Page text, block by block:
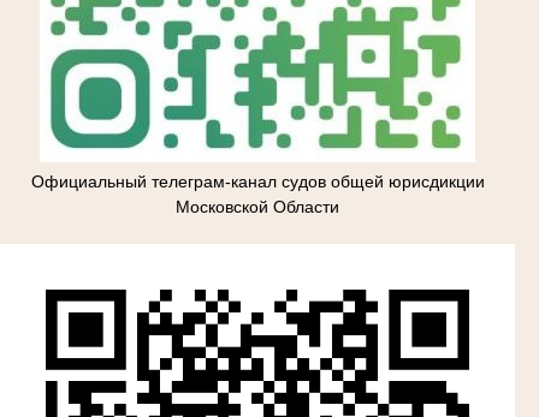
Официальный телеграм-канал судов общей юрисдикции
Московской Области